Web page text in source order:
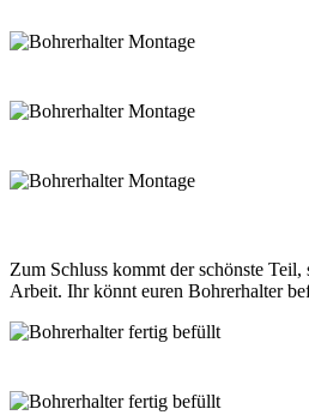
Zum Schluss kommt der schönste
Arbeit. Ihr könnt euren Bohrerhalter